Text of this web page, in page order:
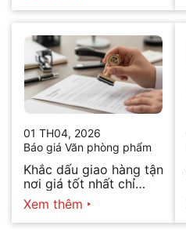
01 TH04, 2026
Báo giá Văn phòng phẩm
Khắc dấu giao hàng tận
nơi giá tốt nhất chỉ
hôm nay
Xem thêm